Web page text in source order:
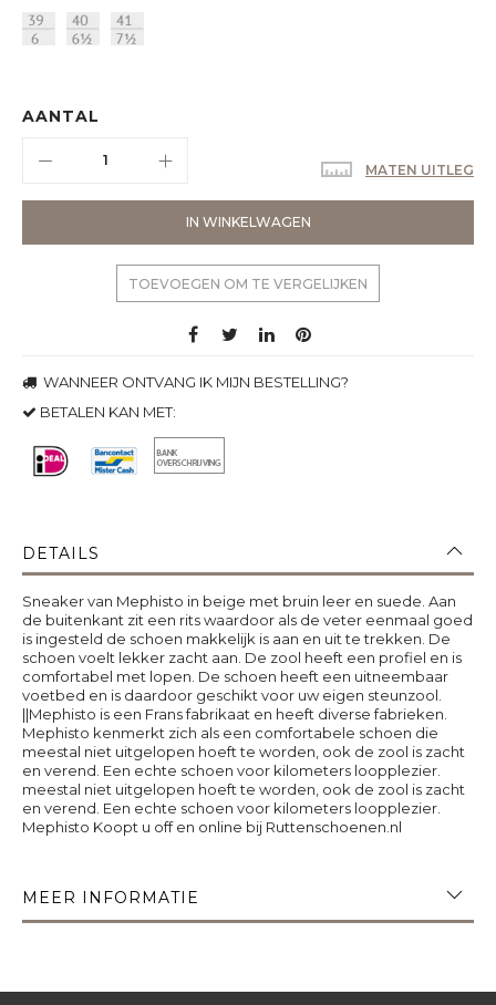
AANTAL
IN WINKELWAGEN
MATEN UITLEG
TOEVOEGEN OM TE VERGELIJKEN
WANNEER ONTVANG IK MIJN BESTELLING?
BETALEN KAN MET:
DETAILS
Sneaker van Mephisto in beige met bruin leer en suede. Aan
de buitenkant zit een rits waardoor als de veter eenmaal goed
is ingesteld de schoen makkelijk is aan en uit te trekken. De
schoen voelt lekker zacht aan. De zool heeft een profiel en is
comfortabel met lopen. De schoen heeft een uitneembaar
voetbed en is daardoor geschikt voor uw eigen steunzool.
||Mephisto is een Frans fabrikaat en heeft diverse fabrieken.
Mephisto kenmerkt zich als een comfortabele schoen die
meestal niet uitgelopen hoeft te worden, ook de zool is zacht
en verend. Een echte schoen voor kilometers loopplezier.
meestal niet uitgelopen hoeft te worden, ook de zool is zacht
en verend. Een echte schoen voor kilometers loopplezier.
Mephisto Koopt u off en online bij Ruttenschoenen.nl
MEER INFORMATIE